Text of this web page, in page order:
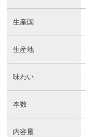
生産国
生産地
味わい
本数
内容量